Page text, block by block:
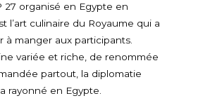
27 organisé en Egypte en
l’art culinaire du Royaume qui a
à manger aux participants.
variée et riche, de renommée
partout, la diplomatie
rayonné en Egypte.